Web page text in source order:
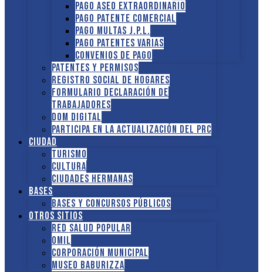
Pago Aseo extraordinario
Pago Patente comercial
Pago multas J.P.L.
Pago Patentes varias
Convenios de pago
Patentes y Permisos
Registro social de hogares
FORMULARIO DECLARACIÓN DE
TRABAJADORES
DOM Digital
Participa en la actualización del PRC
Ciudad
Turismo
Cultura
Ciudades hermanas
Bases
Bases y Concursos Públicos
Otros sitios
Red Salud Popular
OMIL
Corporación Municipal
Museo Baburizza